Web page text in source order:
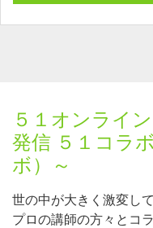
５１オンライ
発信 ５１コラ
ボ）～
世の中が大きく激変し
プロの講師の方々とコ